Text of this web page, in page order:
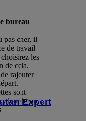
bureau
pas cher, il
de travail
les
de cela.
rajouter
sont
lourde ouExpert